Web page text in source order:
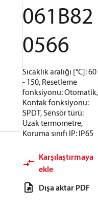
061B82
0566
Sıcaklık aralığı [°C]: 60
- 150, Resetleme
fonksiyonu: Otomatik,
Kontak fonksiyonu:
SPDT, Sensör türü:
Uzak termometre,
Koruma sınıfı IP: IP65
Karşılaştırmaya
ekle
Dışa aktar PDF